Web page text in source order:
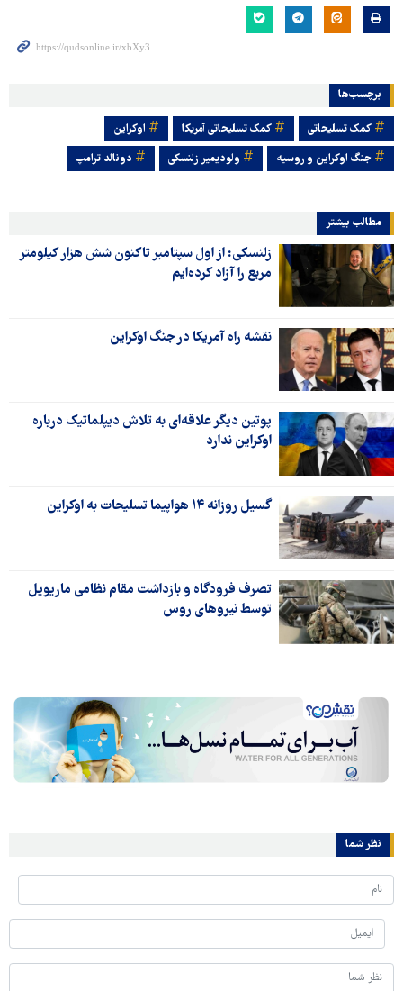
برچسب‌ها
کمک تسلیحاتی کمک تسلیحاتی آمریکا
اوکراین
جنگ اوکراین و روسیه
ولودیمیر زلنسکی دونالد ترامپ
مطالب بیشتر
زلنسکی: از اول سپتامبر تاکنون شش هزار کیلومتر
مربع را آزاد کرده‌ایم
نقشه راه آمریکا در جنگ اوکراین
پوتین دیگر علاقه‌ای به تلاش دیپلماتیک درباره
اوکراین ندارد
گسیل روزانه ۱۴ هواپیما تسلیحات به اوکراین
تصرف فرودگاه و بازداشت مقام نظامی ماریوپل
توسط نیروهای روس
نظر شما